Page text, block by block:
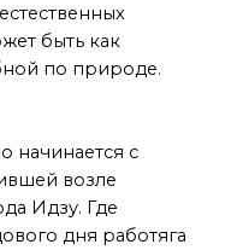
быть как
по природе.
начинается с
возле
Идзу. Где
дня работяга